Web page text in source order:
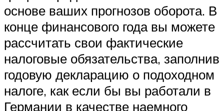
основе ваших прогнозов оборота. В
конце финансового года вы можете
рассчитать свои фактические
налоговые обязательства, заполнив
годовую декларацию о подоходном
налоге, как если бы вы работали в
Германии в качестве наемного